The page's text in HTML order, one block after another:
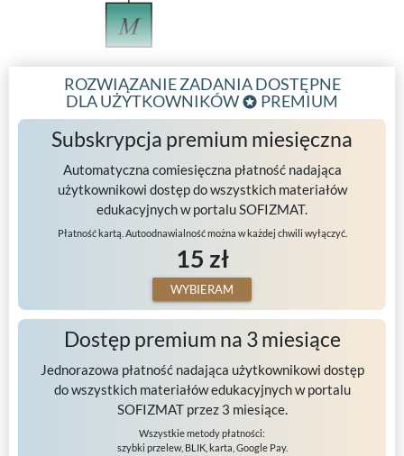
ROZWIĄZANIE ZADANIA DOSTĘPNE
DLA UŻYTKOWNIKÓW
PREMIUM
Subskrypcja premium miesięczna
Automatyczna comiesięczna płatność nadająca
użytkownikowi dostęp do wszystkich materiałów
edukacyjnych w portalu SOFIZMAT.
Płatność kartą. Autoodnawialność można w każdej chwili wyłączyć.
15 zł
WYBIERAM
Dostęp premium na 3 miesiące
Jednorazowa płatność nadająca użytkownikowi dostęp
do wszystkich materiałów edukacyjnych w portalu
SOFIZMAT przez 3 miesiące.
Wszystkie metody płatności:
szybki przelew, BLIK, karta, Google Pay.